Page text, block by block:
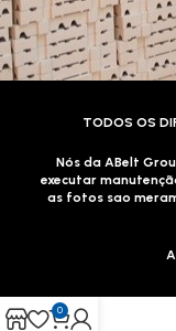
TODOS OS
Nós da ABelt
executar
as fotos sao
0